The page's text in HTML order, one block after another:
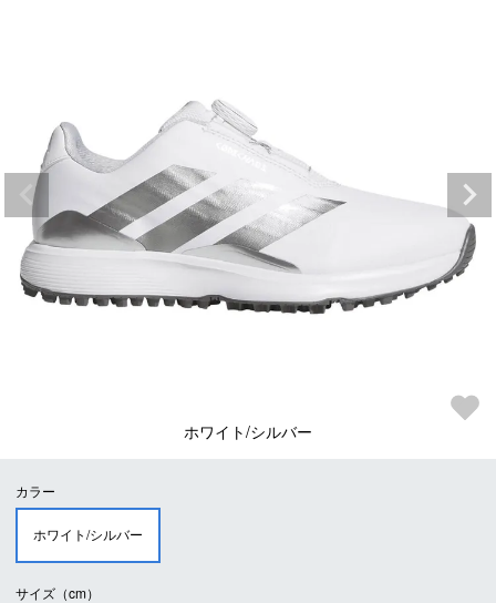
ホワイト/シルバー
カラー
ホワイト/シルバー
サイズ（cm）